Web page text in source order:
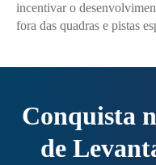
incentivar o
fora das quadras e pistas
Conquista
de